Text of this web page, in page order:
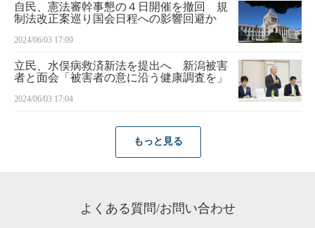
自民、憲法審幹事懇の４日開催を撤回 規
制法改正案巡り国会日程への影響回避か
2024/06/03 17:09
立民、水俣病救済新法を提出へ 新潟被害
者と面会「被害者の意に沿う健康調査を」
2024/06/03 17:04
もっと見る
よくある質問/お問い合わせ